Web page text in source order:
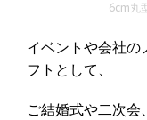
6cm丸
イベントや会社の
フトとして、
ご結婚式や二次